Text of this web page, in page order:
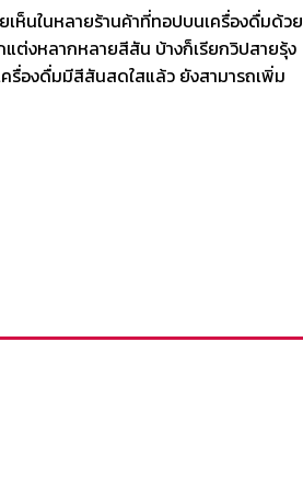
เห็นในหลายร้านค้าที่ทอปบนเครื่องดื่มด้วย
ต่งหลากหลายสีสัน บ้างก็เรียกวิปสายรุ้ง
ครื่องดื่มมีสีสันสดใสแล้ว ยังสามารถเพิ่ม